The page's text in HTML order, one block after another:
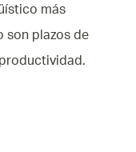
más
son plazos de